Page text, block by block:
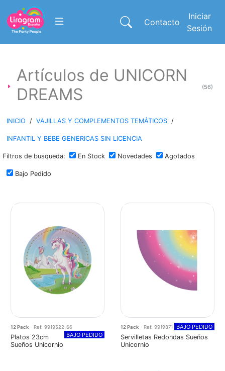
Contacto
Iniciar
Sesión
Artículos de UNICORN
DREAMS
(56)
INICIO / VAJILLAS Y COMPLEMENTOS TEMÁTICOS /
INFANTIL Y BEBE GENERICAS SIN LICENCIA
Filtros de busqueda: En Stock Novedades Agotados
Bajo Pedido
12 Pack- Ref: 9919522-66
BAJO PEDIDO
Platos 23cm
Sueños Unicornio
12 Pack- Ref: 9919871 BAJO PEDIDO
Servilletas Redondas Sueños
Unicornio